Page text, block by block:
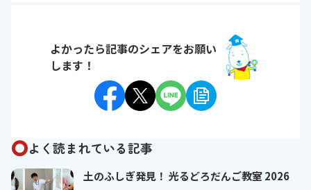
よかったら記事のシェアをお願い
します！
よく読まれている記事
土のふしぎ発見！ 光るどろだんご教室 2026